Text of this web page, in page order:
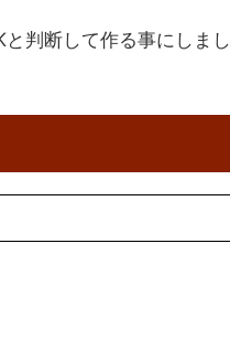
判断して作る事にしまし